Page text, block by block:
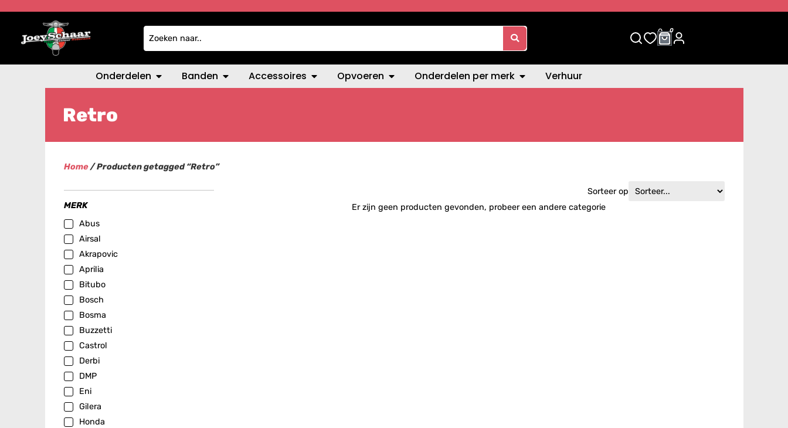
0 0
Onderdelen Banden Accessoires Opvoeren Onderdelen per merk Verhuur
Retro
Home/ Producten getagged “Retro”
MERK
Abus
Airsal
Akrapovic
Aprilia
Bitubo
Bosch
Bosma
Buzzetti
Castrol
Derbi
DMP
Eni
Gilera
Honda
Sorteer op
Er zijn geen producten gevonden, probeer een andere categorie